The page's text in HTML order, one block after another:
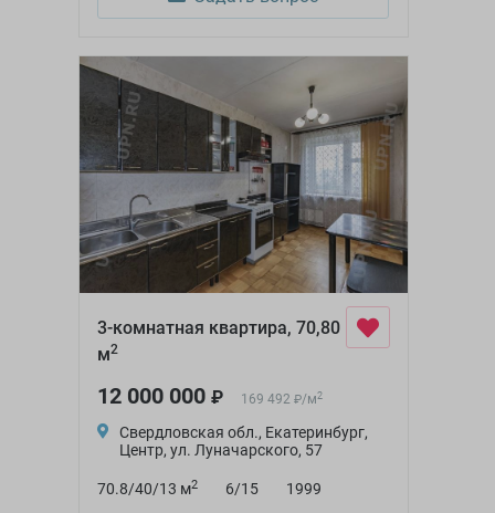
3-комнатная квартира, 70,80
м2
12 000 000 ₽ 169 492 ₽/м2
Свердловская обл., Екатеринбург,
Центр, ул. Луначарского, 57
70.8/40/13 м2 6/15
1999